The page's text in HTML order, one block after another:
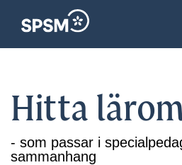
Hitta
- som passar i
sammanhang